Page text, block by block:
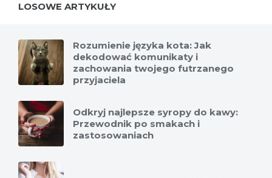
LOSOWE ARTYKUŁY
Rozumienie języka kota: Jak
dekodować komunikaty i
zachowania twojego futrzanego
przyjaciela
Odkryj najlepsze syropy do kawy:
Przewodnik po smakach i
zastosowaniach